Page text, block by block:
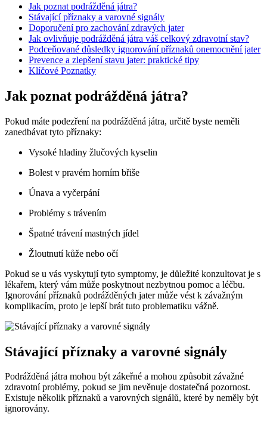
Jak poznat podrážděná játra?
Stávající příznaky a varovné signály
Doporučení pro zachování zdravých jater
Jak ovlivňuje podrážděná játra váš celkový zdravotní stav?
Podceňované důsledky ignorování příznaků onemocnění jater
Prevence a zlepšení stavu jater: praktické tipy
Klíčové Poznatky
Jak poznat podrážděná játra?
Pokud máte podezření na podrážděná játra, určitě byste neměli
zanedbávat tyto příznaky:
Vysoké hladiny žlučových kyselin
Bolest v pravém horním břiše
Únava a vyčerpání
Problémy s trávením
Špatné trávení mastných jídel
Žloutnutí kůže nebo očí
Pokud se u vás vyskytují tyto symptomy, je důležité konzultovat je s
lékařem, který vám může poskytnout nezbytnou pomoc a léčbu.
Ignorování příznaků podrážděných jater může vést k závažným
komplikacím, proto je lepší brát tuto problematiku vážně.
Stávající příznaky a varovné signály
Podrážděná játra mohou být zákeřné a mohou způsobit závažné
zdravotní problémy, pokud se jim nevěnuje dostatečná pozornost.
Existuje několik příznaků a varovných signálů, které by neměly být
ignorovány.